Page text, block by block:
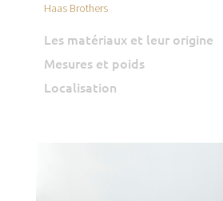
Haas Brothers
Les matériaux et leur origine
Mesures et poids
Localisation